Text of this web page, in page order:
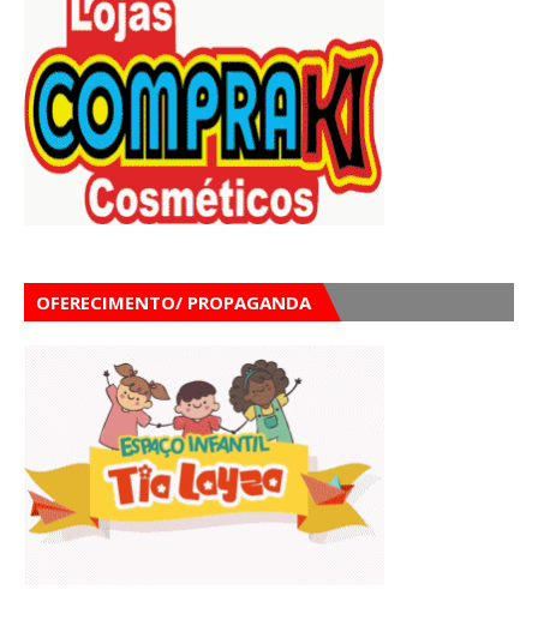
OFERECIMENTO/ PROPAGANDA